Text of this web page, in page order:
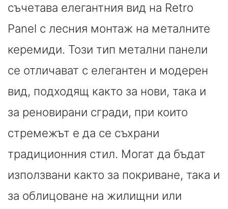
съчетава елегантния вид на Retro
Panel с лесния монтаж на металните
керемиди. Този тип метални панели
се отличават с елегантен и модерен
вид, подходящ както за нови, така и
за реновирани сгради, при които
стремежът е да се съхрани
традиционния стил. Могат да бъдат
използвани както за покриване, така и
за облицоване на жилищни или